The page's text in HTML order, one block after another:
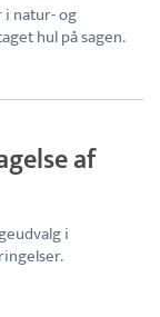
i natur- og
hul på sagen.
af
i